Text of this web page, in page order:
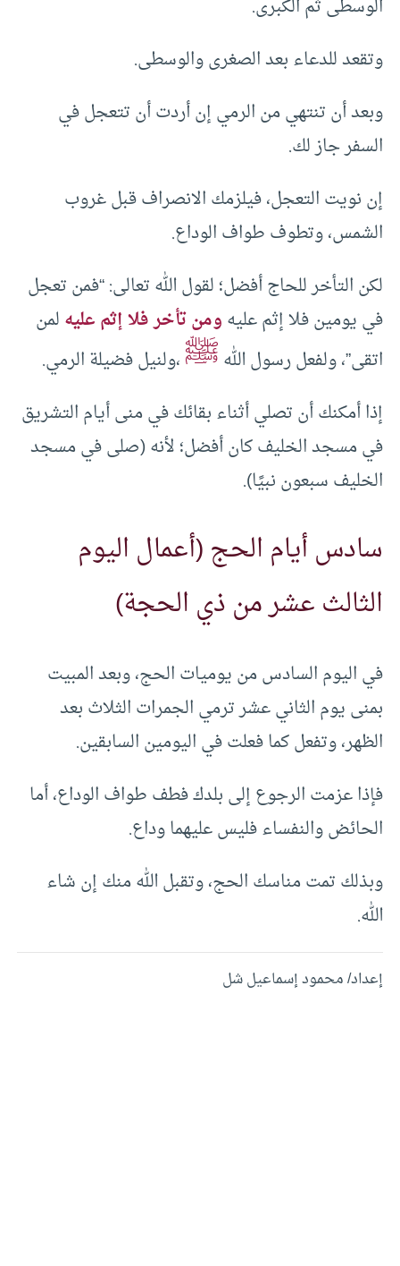
الوسطى ثم الكبرى.
وتقعد للدعاء بعد الصغرى والوسطى.
وبعد أن تنتهي من الرمي إن أردت أن تتعجل في
السفر جاز لك.
إن نويت التعجل، فيلزمك الانصراف قبل غروب
الشمس، وتطوف طواف الوداع.
لكن التأخر للحاج أفضل؛ لقول الله تعالى: “فمن تعجل
في يومين فلا إثم عليهومن تأخر فلا إثم عليهلمن
اتقى”، ولفعل رسول اللهﷺ،ولنيل فضيلة الرمي.
إذا أمكنك أن تصلي أثناء بقائك في منى أيام التشريق
في مسجد الخليف كان أفضل؛ لأنه (صلى في مسجد
الخليف سبعون نبيًا).
سادس أيام الحج (أعمال اليوم
الثالث عشر من ذي الحجة)
في اليوم السادس من يوميات الحج، وبعد المبيت
بمنى يوم الثاني عشر ترمي الجمرات الثلاث بعد
الظهر، وتفعل كما فعلت في اليومين السابقين.
فإذا عزمت الرجوع إلى بلدك فطف طواف الوداع، أما
الحائض والنفساء فليس عليهما وداع.
وبذلك تمت مناسك الحج، وتقبل الله منك إن شاء
الله.
إعداد/ محمود إسماعيل شل